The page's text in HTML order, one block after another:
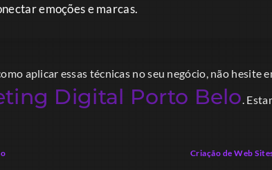
emoções e marcas.
aplicar essas técnicas no seu negócio, não hesite
Digital Porto Belo.
Criação de Web